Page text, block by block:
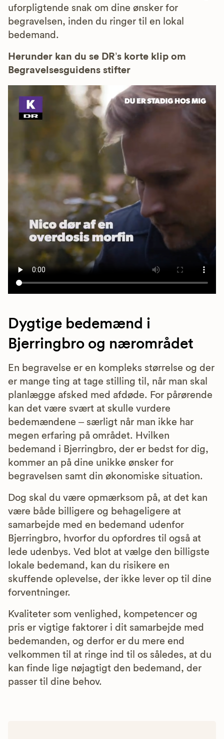
uforpligtende snak om dine ønsker for
begravelsen, inden du ringer til en lokal
bedemand.
Herunder kan du se DR’s korte klip om
Begravelsesguidens stifter
Dygtige bedemænd i
Bjerringbro og nærområdet
En begravelse er en kompleks størrelse og der
er mange ting at tage stilling til, når man skal
planlægge afsked med afdøde. For pårørende
kan det være svært at skulle vurdere
bedemændene – særligt når man ikke har
megen erfaring på området. Hvilken
bedemand i Bjerringbro, der er bedst for dig,
kommer an på dine unikke ønsker for
begravelsen samt din økonomiske situation.
Dog skal du være opmærksom på, at det kan
være både billigere og behageligere at
samarbejde med en bedemand udenfor
Bjerringbro, hvorfor du opfordres til også at
lede udenbys. Ved blot at vælge den billigste
lokale bedemand, kan du risikere en
skuffende oplevelse, der ikke lever op til dine
forventninger.
Kvaliteter som venlighed, kompetencer og
pris er vigtige faktorer i dit samarbejde med
bedemanden, og derfor er du mere end
velkommen til at ringe ind til os således, at du
kan finde lige nøjagtigt den bedemand, der
passer til dine behov.